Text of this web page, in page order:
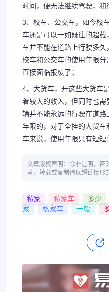
时间，便无法继续驾驶，和
3、校车、公交车，如今校
车还是可以一如既往的超
车并不能在道路上行驶多久
校车和公交车的使用年限
直接面临报废了；
4、大货车，开这些大货车
着较大的收入，但同时也
辆并不能永远的行驶在道路
年限的，对于全挂的大货
车来说，使用年限只有短短
文章版权声明：除非注明，否
章，转载或复制请以超链接形
私家 私家车 多少
家
私家车 一般